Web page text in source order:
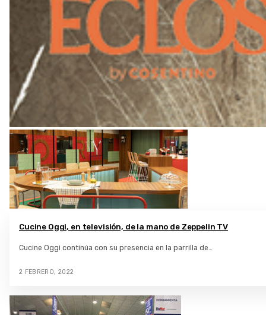
Cucine Oggi, en televisión, de la mano de Zeppelin TV
Cucine Oggi continúa con su presencia en la parrilla de…
2 FEBRERO, 2022